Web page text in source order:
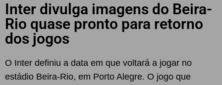
Inter divulga imagens do Beira-
Rio quase pronto para retorno
dos jogos
O Inter definiu a data em que voltará a jogar no
estádio Beira-Rio, em Porto Alegre. O jogo que